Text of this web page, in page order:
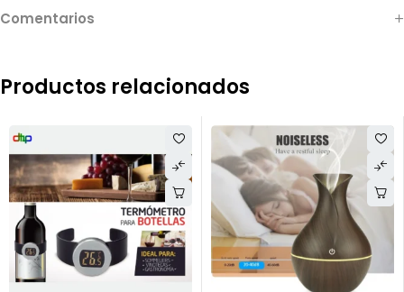
Comentarios
Productos relacionados